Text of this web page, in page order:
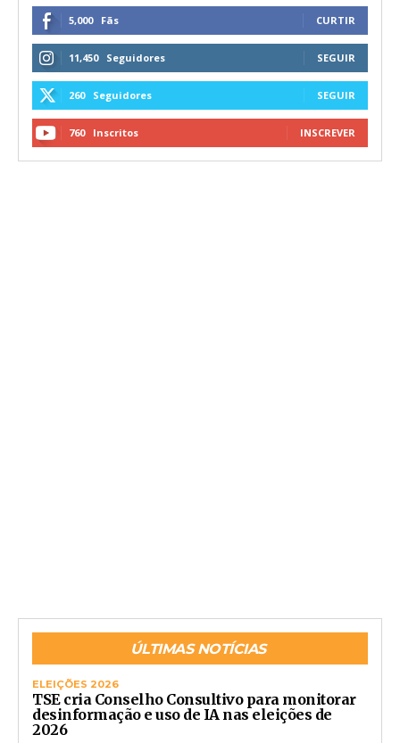
5,000 Fãs CURTIR
11,450 Seguidores SEGUIR
260 Seguidores SEGUIR
760 Inscritos INSCREVER
ÚLTIMAS NOTÍCIAS
ELEIÇÕES 2026
TSE cria Conselho Consultivo para monitorar
desinformação e uso de IA nas eleições de
2026